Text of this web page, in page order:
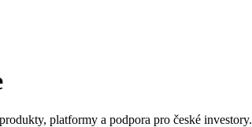
platformy a podpora pro české investory.